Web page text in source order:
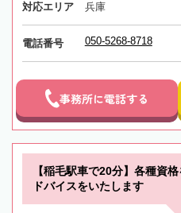
対応エリア 兵庫
電話番号 050-5268-8718
事務所に電話する
【稲毛駅車で20分】各種資
ドバイスをいたします